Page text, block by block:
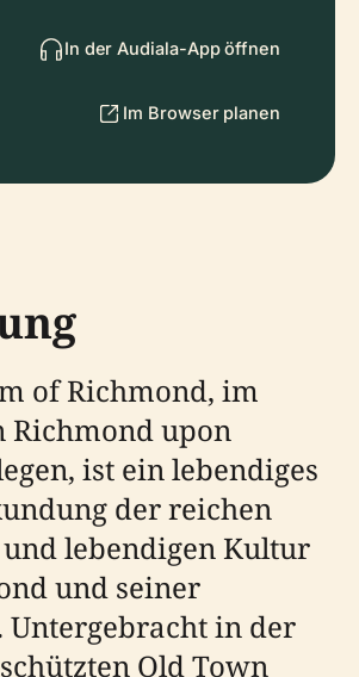
In der Audiala-App öffnen
Im Browser planen
of Richmond, im
Richmond upon
ist ein lebendiges
der reichen
und lebendigen Kultur
und seiner
Untergebracht in der
Old Town